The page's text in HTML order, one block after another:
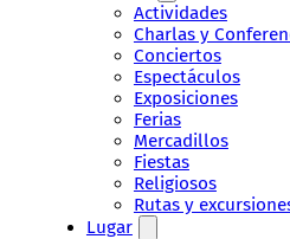
Actividades
Charlas y
Conciertos
Espectáculos
Exposiciones
Ferias
Mercadillos
Fiestas
Religiosos
Rutas y
Lugar